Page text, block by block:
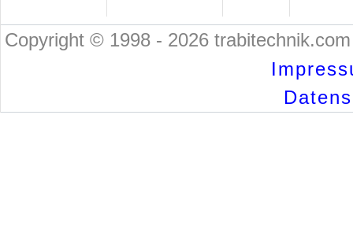
Copyright © 1998 - 2026